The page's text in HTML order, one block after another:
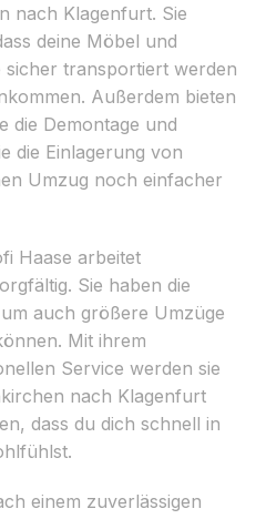
nach Klagenfurt. Sie
deine Möbel und
sicher transportiert werden
Außerdem bieten
die Demontage und
die Einlagerung von
Umzug noch einfacher
Haase arbeitet
Sie haben die
auch größere Umzüge
Mit ihrem
Service werden sie
nach Klagenfurt
dass du dich schnell in
einem zuverlässigen